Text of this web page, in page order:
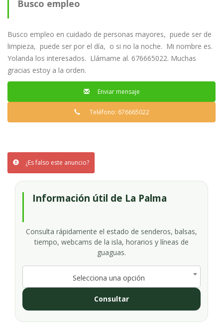
Busco empleo
Busco empleo en cuidado de personas mayores, puede ser de
limpieza, puede ser por el día, o si no la noche. Mi nombre es.
Yolanda los interesados. Llámame al. 676665022. Muchas
gracias estoy a la orden.
Enviar mensaje
Teléfono: 676665022
¿Es falso este anuncio?
Información útil de La Palma
Consulta rápidamente el estado de senderos, balsas,
tiempo, webcams de la isla, horarios y líneas de
guaguas.
Selecciona una opción
Consultar